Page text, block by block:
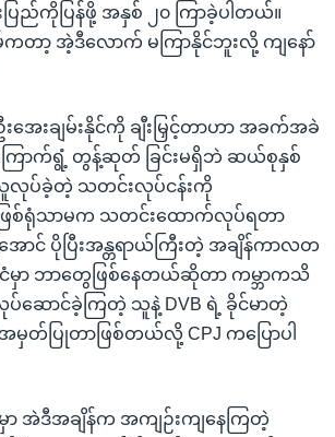
ြည်ကိုပြန်ဖို့ အနှစ် ၂၀ ကြာခဲ့ပါတယ်။
ကတာ့ အဲ့ဒီလောက် မကြာနိုင်ဘူးလို့ ကျနော်
းချမ်းနိုင်ကို ချီးမြှင့်တာဟာ အခက်အခဲ
ကြောက်ရွံ့ တွန့်ဆုတ် ခြင်းမရှိဘဲ ဆယ်စုနှစ်
ာ သူလုပ်ခဲ့တဲ့ သတင်းလုပ်ငန်းကို
စ်ရုံသာမက သတင်းထောက်လုပ်ရတာ
င် ပိုပြီးအန္တရာယ်ကြီးတဲ့ အချိန်ကာလတ
ငံမှာ ဘာတွေဖြစ်နေတယ်ဆိုတာ ကမ္ဘာကသိ
ောင်ခဲ့ကြတဲ့ သူနဲ့ DVB ရဲ့ ခိုင်မာတဲ့
အမှတ်ပြုတာဖြစ်တယ်လို့ CPJ ကပြောပါ
ာ အဲဒီအချိန်က အကျဉ်းကျနေကြတဲ့